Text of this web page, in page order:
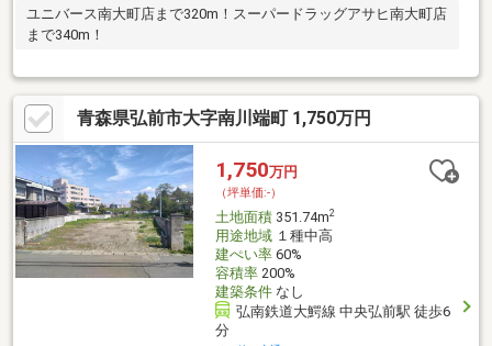
ユニバース南大町店まで320m！スーパードラッグアサヒ南大町店
まで340m！
青森県弘前市大字南川端町 1,750万円
1,750万円
（坪単価:-）
土地面積351.74m2
用途地域１種中高
建ぺい率60%
容積率200%
建築条件なし
弘南鉄道大鰐線 中央弘前駅 徒歩6
分